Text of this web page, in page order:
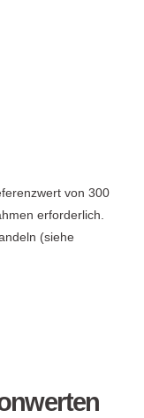
von 300
erforderlich.
(siehe